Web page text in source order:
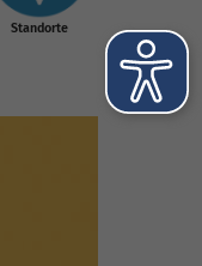
Standorte